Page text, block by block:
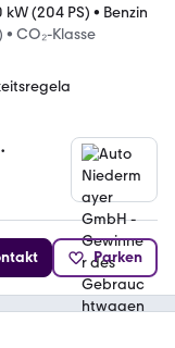
kW (204 PS) • Benzin
• CO₂-Klasse
Parken